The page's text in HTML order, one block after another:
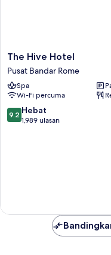
The
Hive
Hotel
Pusat
Bandar
Rome
The Hive Hotel
Pusat Bandar Rome
Spa
Wi-Fi percuma
9.2
daripada
9.2 Hebat
1,989 ulasan